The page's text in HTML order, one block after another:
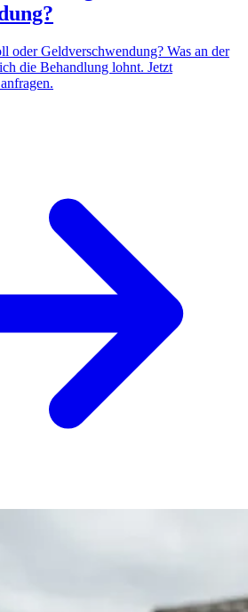
oder Geldverschwendung? Was an der
die Behandlung lohnt. Jetzt